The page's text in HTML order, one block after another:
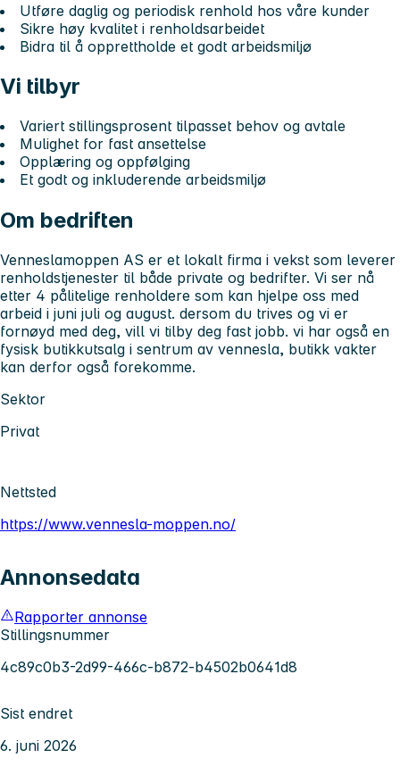
Utføre daglig og periodisk renhold hos våre kunder
Sikre høy kvalitet i renholdsarbeidet
Bidra til å opprettholde et godt arbeidsmiljø
Vi tilbyr
Variert stillingsprosent tilpasset behov og avtale
Mulighet for fast ansettelse
Opplæring og oppfølging
Et godt og inkluderende arbeidsmiljø
Om bedriften
Venneslamoppen AS er et lokalt firma i vekst som leverer
renholdstjenester til både private og bedrifter. Vi ser nå
etter 4 pålitelige renholdere som kan hjelpe oss med
arbeid i juni juli og august. dersom du trives og vi er
fornøyd med deg, vill vi tilby deg fast jobb. vi har også en
fysisk butikkutsalg i sentrum av vennesla, butikk vakter
kan derfor også forekomme.
Sektor
Privat
Nettsted
https://www.vennesla-moppen.no/
Annonsedata
Rapporter annonse
Stillingsnummer
4c89c0b3-2d99-466c-b872-b4502b0641d8
Sist endret
6. juni 2026